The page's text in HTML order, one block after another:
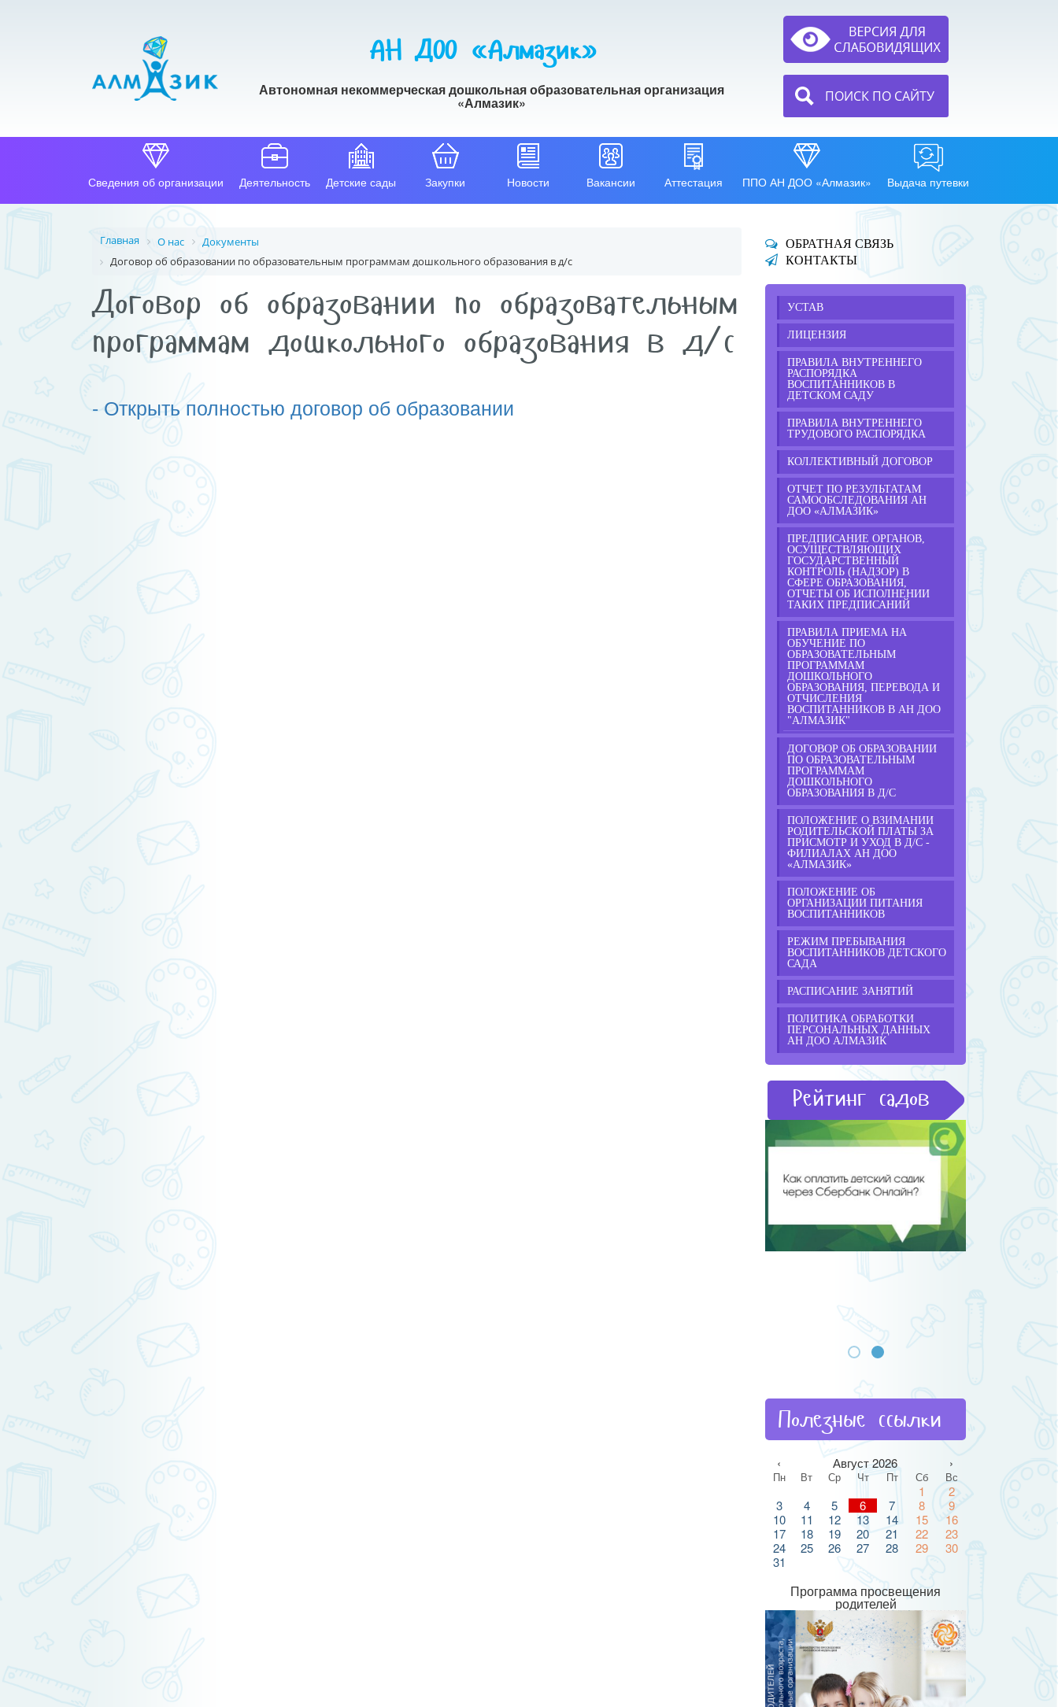
АН ДОО «Алмазик»
Автономная некоммерческая дошкольная образовательная организация
«Алмазик» ПОИСК ПО САЙТУ
Сведения об организации Деятельность Детские сады Закупки Новости Вакансии Аттестация ППО АН ДОО «Алмазик» Выдача путевки
Главная О нас
Документы
Договор об образовании по образовательным программам дошкольного образования в д/с
Договор об образовании по образовательным
программам дошкольного образования в д/с
- Открыть полностью договор об образовании
ОБРАТНАЯ СВЯЗЬ
КОНТАКТЫ
УСТАВ
ЛИЦЕНЗИЯ
ПРАВИЛА ВНУТРЕННЕГО
РАСПОРЯДКА
ВОСПИТАННИКОВ В
ДЕТСКОМ САДУ
ПРАВИЛА ВНУТРЕННЕГО
ТРУДОВОГО РАСПОРЯДКА
КОЛЛЕКТИВНЫЙ ДОГОВОР
ОТЧЕТ ПО РЕЗУЛЬТАТАМ
САМООБСЛЕДОВАНИЯ АН
ДОО «АЛМАЗИК»
ПРЕДПИСАНИЕ ОРГАНОВ,
ОСУЩЕСТВЛЯЮЩИХ
ГОСУДАРСТВЕННЫЙ
КОНТРОЛЬ (НАДЗОР) В
СФЕРЕ ОБРАЗОВАНИЯ,
ОТЧЕТЫ ОБ ИСПОЛНЕНИИ
ТАКИХ ПРЕДПИСАНИЙ
ПРАВИЛА ПРИЕМА НА
ОБУЧЕНИЕ ПО
ОБРАЗОВАТЕЛЬНЫМ
ПРОГРАММАМ
ДОШКОЛЬНОГО
ОБРАЗОВАНИЯ, ПЕРЕВОДА И
ОТЧИСЛЕНИЯ
ВОСПИТАННИКОВ В АН ДОО
"АЛМАЗИК"
ДОГОВОР ОБ ОБРАЗОВАНИИ
ПО ОБРАЗОВАТЕЛЬНЫМ
ПРОГРАММАМ
ДОШКОЛЬНОГО
ОБРАЗОВАНИЯ В Д/С
ПОЛОЖЕНИЕ О ВЗИМАНИИ
РОДИТЕЛЬСКОЙ ПЛАТЫ ЗА
ПРИСМОТР И УХОД В Д/С -
ФИЛИАЛАХ АН ДОО
«АЛМАЗИК»
ПОЛОЖЕНИЕ ОБ
ОРГАНИЗАЦИИ ПИТАНИЯ
ВОСПИТАННИКОВ
РЕЖИМ ПРЕБЫВАНИЯ
ВОСПИТАННИКОВ ДЕТСКОГО
САДА
РАСПИСАНИЕ ЗАНЯТИЙ
ПОЛИТИКА ОБРАБОТКИ
ПЕРСОНАЛЬНЫХ ДАННЫХ
АН ДОО АЛМАЗИК
Рейтинг садов
Полезные ссылки
‹ Август 2026 ›
Пн Вт Ср Чт Пт Сб Вс
1
2
3
4 5 6 7 8
9
10
11 12 13 14 15
16
17
18 19 20 21 22
23
24
25 26 27 28 29
30
31
Программа просвещения
родителей